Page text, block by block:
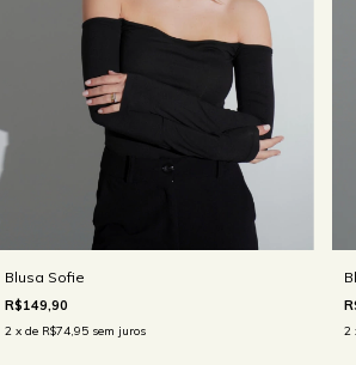
Blusa Sofie
R$149,90
2 x de R$74,95 sem juros 2